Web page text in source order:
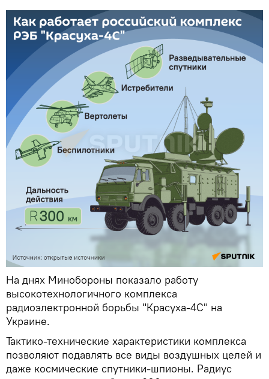
На днях Минобороны показало работу
высокотехнологичного комплекса
радиоэлектронной борьбы "Красуха-4С" на
Украине.
Тактико-технические характеристики комплекса
позволяют подавлять все виды воздушных целей и
даже космические спутники-шпионы. Радиус